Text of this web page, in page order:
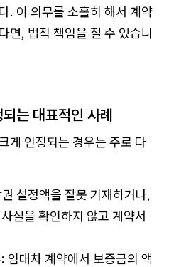
. 이 의무를 소홀히 해서 계약
면, 법적 책임을 질 수 있습니
는 대표적인 사례
게 인정되는 경우는 주로 다
설정액을 잘못 기재하거나,
실을 확인하지 않고 계약서
임대차 계약에서 보증금의 액